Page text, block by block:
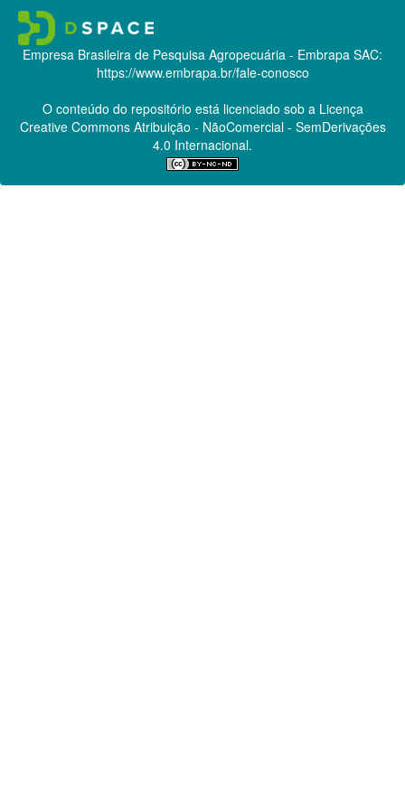
Empresa Brasileira de Pesquisa Agropecuária - Embrapa SAC:
https://www.embrapa.br/fale-conosco
O conteúdo do repositório está licenciado sob a Licença
Creative CommonsAtribuição - NãoComercial - SemDerivações
4.0 Internacional.